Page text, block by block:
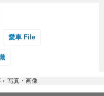
愛車 File
› 写真・画像